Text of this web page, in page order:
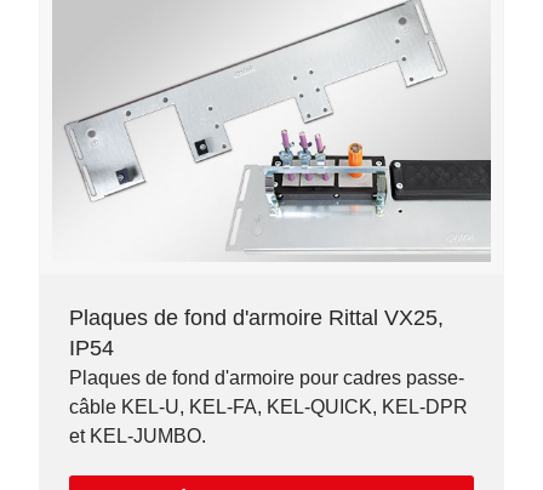
Plaques de fond d'armoire Rittal VX25,
IP54
Plaques de fond d'armoire pour cadres passe-
câble KEL-U, KEL-FA, KEL-QUICK, KEL-DPR
et KEL-JUMBO.